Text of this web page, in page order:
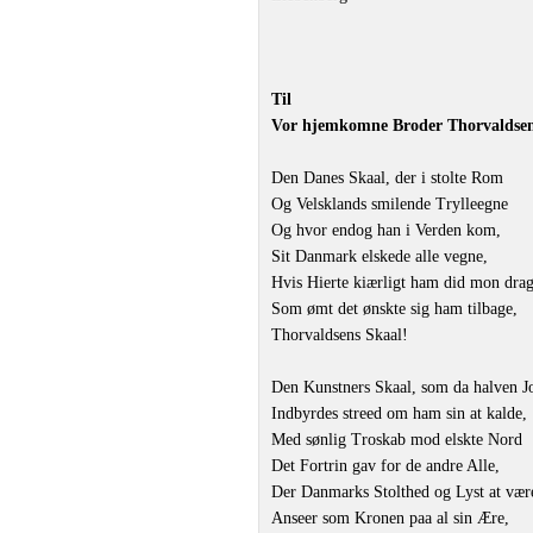
Til
Vor hjemkomne Broder
Den Danes Skaal, der i stolte Rom
Og Velsklands smilende Trylleegne
Og hvor endog han i Verden kom,
Sit Danmark elskede alle vegne,
Hvis Hierte kiærligt ham did mon
Som ømt det ønskte sig ham tilbage,
Thorvaldsens Skaal!
Den Kunstners Skaal, som da halven
Indbyrdes streed om ham sin at kalde,
Med sønlig Troskab mod elskte Nord
Det Fortrin gav for de andre Alle,
Der Danmarks Stolthed og Lyst at
Anseer som Kronen paa al sin Ære,